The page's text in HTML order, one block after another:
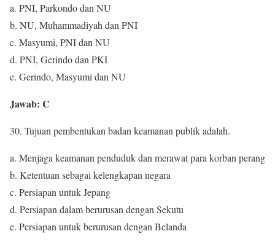
a. PNI, Parkondo dan NU
b. NU, Muhammadiyah dan PNI
c. Masyumi, PNI dan NU
d. PNI, Gerindo dan PKI
e. Gerindo, Masyumi dan NU
Jawab: C
30. Tujuan pembentukan badan keamanan publik adalah.
a. Menjaga keamanan penduduk dan merawat para korban perang
b. Ketentuan sebagai kelengkapan negara
c. Persiapan untuk Jepang
d. Persiapan dalam berurusan dengan Sekutu
e. Persiapan untuk berurusan dengan Belanda